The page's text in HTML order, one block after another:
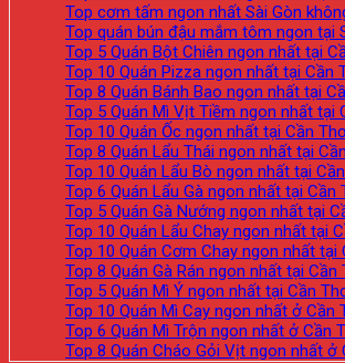
Top cơm tấm ngon nhất Sài Gòn
Top quán bún đậu mắm tôm ngon tại
Top 5 Quán Bột Chiên ngon nhất tại
Top 10 Quán Pizza ngon nhất tại Cần
Top 8 Quán Bánh Bao ngon nhất tại
Top 5 Quán Mì Vịt Tiềm ngon nhất tại
Top 10 Quán Ốc ngon nhất tại Cần
Top 8 Quán Lẩu Thái ngon nhất tại
Top 10 Quán Lẩu Bò ngon nhất tại
Top 6 Quán Lẩu Gà ngon nhất tại Cần
Top 5 Quán Gà Nướng ngon nhất tại
Top 10 Quán Lẩu Chay ngon nhất tại
Top 10 Quán Cơm Chay ngon nhất tại
Top 8 Quán Gà Rán ngon nhất tại Cần
Top 5 Quán Mì Ý ngon nhất tại Cần
Top 10 Quán Mì Cay ngon nhất ở Cần
Top 6 Quán Mì Trộn ngon nhất ở Cần
Top 8 Quán Cháo Gỏi Vịt ngon nhất ở